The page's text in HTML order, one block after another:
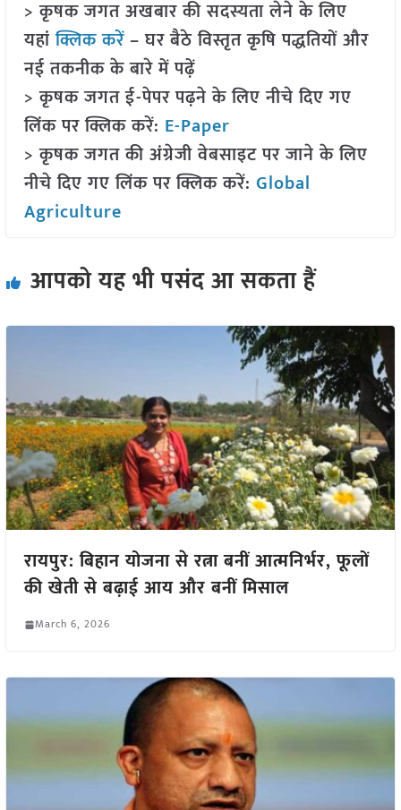
> कृषक जगत अखबार की सदस्यता लेने के लिए
यहांक्लिक करें– घर बैठे विस्तृत कृषि पद्धतियों और
नई तकनीक के बारे में पढ़ें
> कृषक जगत ई-पेपर पढ़ने के लिए नीचे दिए गए
लिंक पर क्लिक करें: E-Paper
> कृषक जगत की अंग्रेजी वेबसाइट पर जाने के लिए
नीचे दिए गए लिंक पर क्लिक करें: Global
Agriculture
आपको यह भी पसंद आ सकता हैं
रायपुर: बिहान योजना से रत्ना बनीं आत्मनिर्भर, फूलों
की खेती से बढ़ाई आय और बनीं मिसाल
March 6, 2026